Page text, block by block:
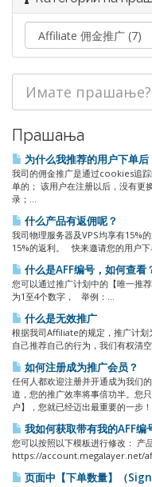
Прашања
为什么我推荐的用户下单
我司的佣金推广是通过cookies追
单的； 该用户在注册以后，没有更
录；...
什么产品有返佣呢？
我司物理服务器及VPS均享有15%
15%的返利。 快来邀请您的用户下
什么是AFF编号，如何查看
您可以通过推广计划中的【唯一推
为1至4个数字， 举例：...
什么是无效推广
根据我司Affiliate的规定，推广计划
自己推荐自己的行为，我们有权清
如何注册成为推广会员？
任何人都欢迎注册并开通成为我们
道，您的推广效率将事倍功半。您
户】，您就已经迈出最重要的一步
我如何获取带有我的AFF编
您可以按照以下模板进行修改： 产
https://account.megalayer.net/
页面中【下单数量】（